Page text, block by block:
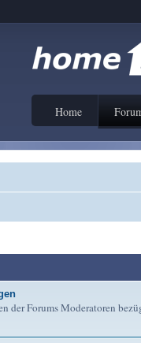
Home
der Forums Moderatoren